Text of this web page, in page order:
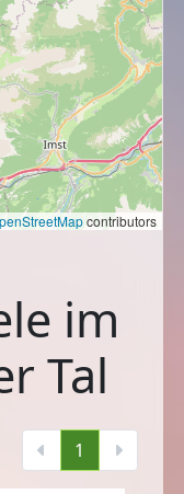
contributors
im
Tal
1